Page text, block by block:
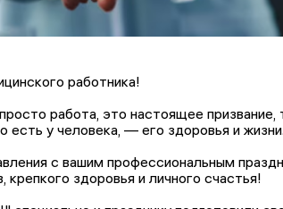
работника!
работа, это настоящее
есть у человека, — его здоровья и жизни.
с вашим профессиональным
крепкого здоровья и личного счастья!